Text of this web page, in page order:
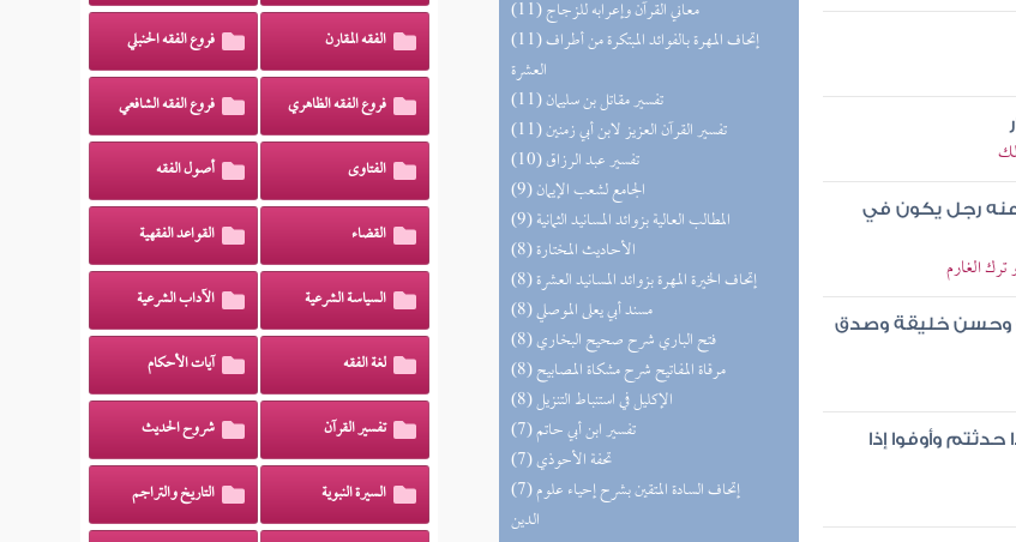
(11) معاني القرآن وإعرابه للزجاج
(11) إتحاف المهرة بالفوائد المبتكرة من أطراف
العشرة
(11) تفسير مقاتل بن سليمان
(11) تفسير القرآن العزيز لابن أبي زمنين
(10) تفسير عبد الرزاق
(9) الجامع لشعب الإيمان
(9) المطالب العالية بزوائد المسانيد الثمانية
(8) الأحاديث المختارة
(8) إتحاف الخيرة المهرة بزوائد المسانيد العشرة
(8) مسند أبي يعلى الموصلي
(8) فتح الباري شرح صحيح البخاري
(8) مرقاة المفاتيح شرح مشكاة المصابيح
(8) الإكليل في استنباط التنزيل
(7) تفسير ابن أبي حاتم
(7) تحفة الأحوذي
(7) إتحاف السادة المتقين بشرح إحياء علوم
الدين
رجل يكون في
الغارم
وحسن خليقة وصدق
وأوفوا إذا
الفقه المقارن فروع الفقه الحنبلي
فروع الفقه الظاهري فروع الفقه الشافعي
الفتاوى أصول الفقه
القضاء القواعد الفقهية
السياسة الشرعية الآداب الشرعية
لغة الفقه آيات الأحكام
تفسير القرآن شروح الحديث
السيرة النبوية التاريخ والتراجم